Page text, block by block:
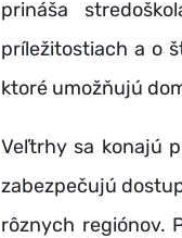
prináša
príležitostiach a o
ktoré umožňujú
Veľtrhy sa konajú
zabezpečujú
rôznych regiónov.